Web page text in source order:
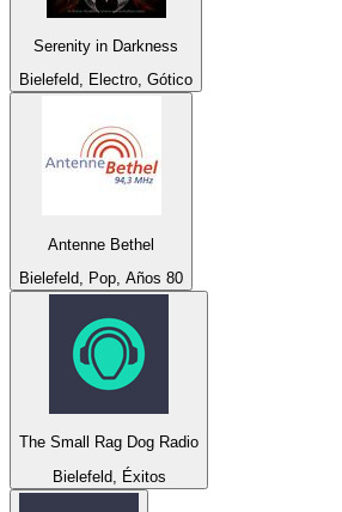
Serenity in Darkness
Bielefeld, Electro, Gótico
Antenne Bethel
Bielefeld, Pop, Años 80
The Small Rag Dog Radio
Bielefeld, Éxitos